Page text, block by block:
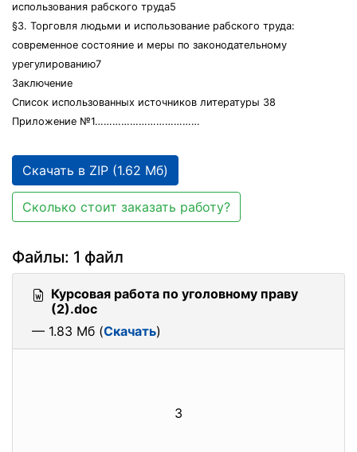
использования рабского труда5
§3. Торговля людьми и использование рабского труда:
современное состояние и меры по законодательному
урегулированию7
Заключение
Список использованных источников литературы 38
Приложение №1………………………………
Скачать в ZIP (1.62 Мб)
Сколько стоит заказать работу?
Файлы: 1 файл
Курсовая работа по уголовному праву
(2).doc
— 1.83 Мб (Скачать)
3